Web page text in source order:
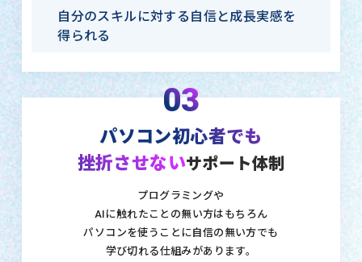
自分のスキルに対する自信と成長実感を
得られる
03
パソコン初心者でも
挫折させないサポート体制
プログラミングや
AIに触れたことの無い方はもちろん
パソコンを使うことに自信の無い方でも
学び切れる仕組みがあります。